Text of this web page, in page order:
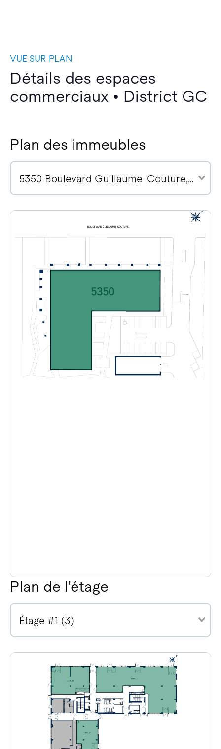
VUE SUR PLAN
Détails des espaces
commerciaux • District GC
Plan des immeubles
5350 Boulevard Guillaume-Couture, G6V 4Z2 (3)
Plan de l'étage
Étage #1 (3)